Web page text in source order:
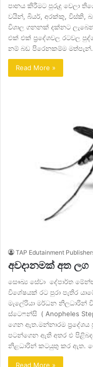
පානය කිරීමට පුරුදු වෙලා
වයින්, බියර්, අරක්කු, විස්කි,
විශාල ගනනක් දක්නට
එක් එක් ප්‍රදේශවල රටවල
නම් බඩ පිරෙනකම්ම
Read More »
TAP Edutainment
අවදානමක් අත ලග
සෞඛ්‍ය සේවා දේපාර්ත
විශේෂයක් රට පුරා පැතිර
මැලේරියා මර්ධන
ස්ටෙ‍ෆන්සි ( Anopheles
ගෙන ඇත.මන්නාරම
පටන්ගෙන ඇති අතර එ
නිළධාරින් කටයුතු කර ඇත.
Read More »